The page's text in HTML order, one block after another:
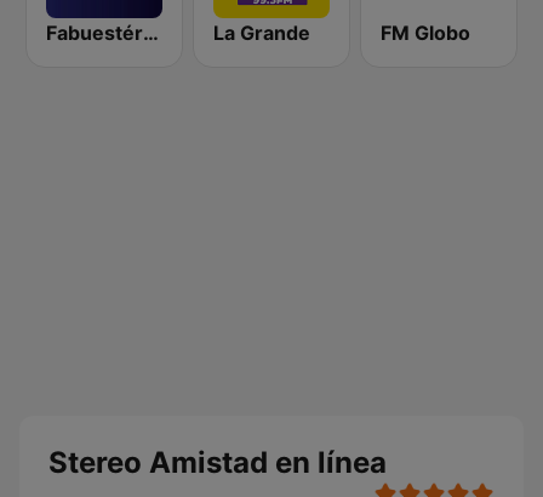
Fabuestéreo 88.1 FM La Grande FM Globo
Stereo Amistad en línea